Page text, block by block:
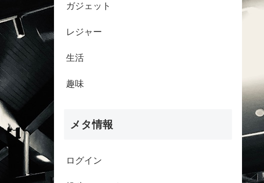
ガジェット
レジャー
生活
趣味
メタ情報
ログイン